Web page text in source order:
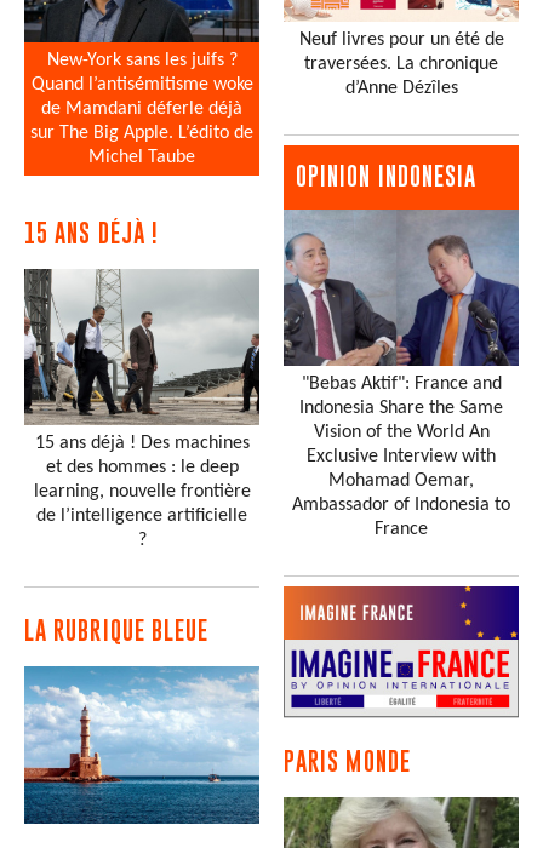
New-York sans les juifs ?
Quand l’antisémitisme woke
de Mamdani déferle déjà
sur The Big Apple. L’édito de
Michel Taube
15 ANS DÉJÀ !
15 ans déjà ! Des machines
et des hommes : le deep
learning, nouvelle frontière
de l’intelligence artificielle
?
LA RUBRIQUE BLEUE
Neuf livres pour un été de
traversées. La chronique
d’Anne Dézîles
OPINION INDONESIA
"Bebas Aktif": France and
Indonesia Share the Same
Vision of the World An
Exclusive Interview with
Mohamad Oemar,
Ambassador of Indonesia to
France
PARIS MONDE